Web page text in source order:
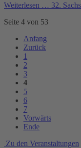
Weiterlesen … 32.
Seite 4 von 53
Anfang
Zurück
1
2
3
4
5
6
7
Vorwärts
Ende
Zu den Veranstaltungen